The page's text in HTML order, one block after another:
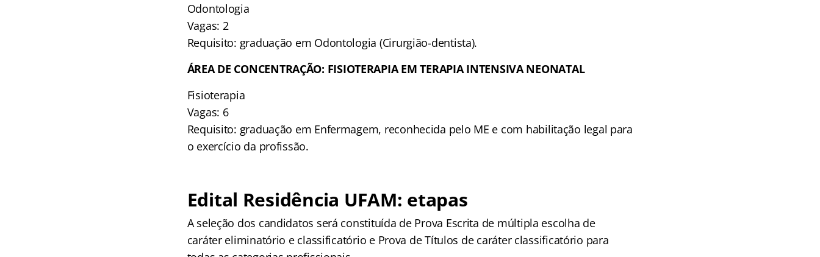
Odontologia
Vagas: 2
Requisito: graduação em Odontologia (Cirurgião-dentista).
ÁREA DE CONCENTRAÇÃO: FISIOTERAPIA EM TERAPIA INTENSIVA NEONATAL
Fisioterapia
Vagas: 6
Requisito: graduação em Enfermagem, reconhecida pelo ME e com habilitação legal para
o exercício da profissão.
Edital Residência UFAM: etapas
A seleção dos candidatos será constituída de Prova Escrita de múltipla escolha de
caráter eliminatório e classificatório e Prova de Títulos de caráter classificatório para